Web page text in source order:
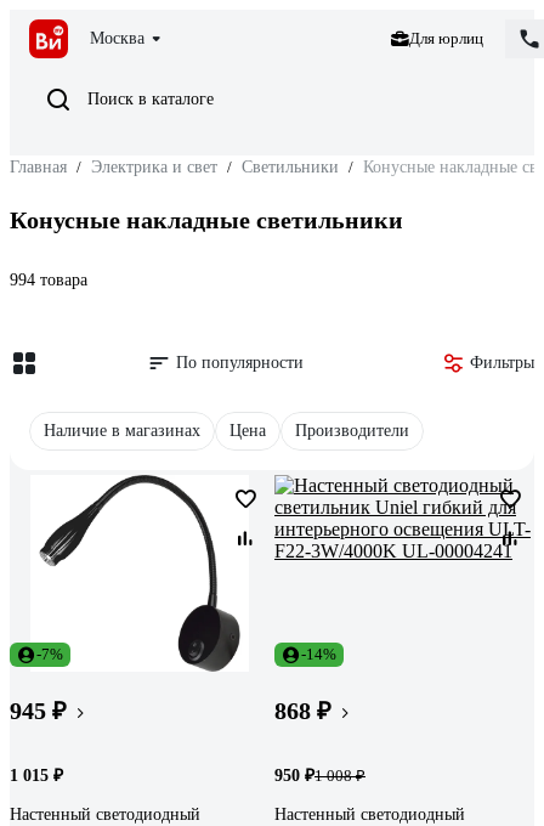
Москва Для юрлиц
Поиск в каталоге
Главная / Электрика и свет / Светильники / Конусные накладные
Конусные накладные светильники
994 товара
По популярности Фильтры
Наличие в магазинах Цена Производители
-7%
945 ₽
1 015 ₽
Настенный светодиодный
-14%
868 ₽
950 ₽1 008 ₽
Настенный светодиодный